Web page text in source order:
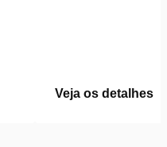
Veja os detalhes